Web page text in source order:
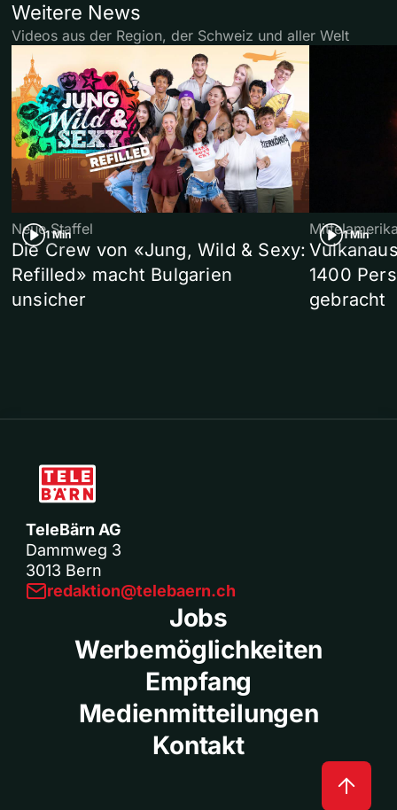
Weitere News
Videos aus der Region, der Schweiz und aller Welt
1 Min
Neue Staffel
Die Crew von «Jung, Wild & Sexy:
Refilled» macht Bulgarien
unsicher
1 Min
1400
gebracht
TeleBärn AG
Dammweg 3
3013 Bern
redaktion@telebaern.ch
Jobs
Werbemöglichkeiten
Empfang
Medienmitteilungen
Kontakt